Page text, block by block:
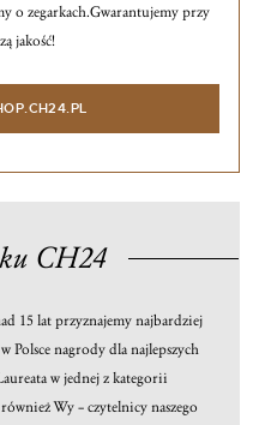
o zegarkach.Gwarantujemy przy
jakość!
CH24
15 lat przyznajemy najbardziej
Polsce nagrody dla najlepszych
w jednej z kategorii
Wy – czytelnicy naszego